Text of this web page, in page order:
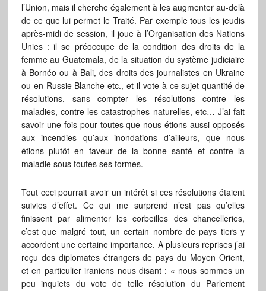
l’Union, mais il cherche également à les augmenter au-delà
de ce que lui permet le Traité. Par exemple tous les jeudis
après-midi de session, il joue à l’Organisation des Nations
Unies : il se préoccupe de la condition des droits de la
femme au Guatemala, de la situation du système judiciaire
à Bornéo ou à Bali, des droits des journalistes en Ukraine
ou en Russie Blanche etc., et il vote à ce sujet quantité de
résolutions, sans compter les résolutions contre les
maladies, contre les catastrophes naturelles, etc… J’ai fait
savoir une fois pour toutes que nous étions aussi opposés
aux incendies qu’aux inondations d’ailleurs, que nous
étions plutôt en faveur de la bonne santé et contre la
maladie sous toutes ses formes.
Tout ceci pourrait avoir un intérêt si ces résolutions étaient
suivies d’effet. Ce qui me surprend n’est pas qu’elles
finissent par alimenter les corbeilles des chancelleries,
c’est que malgré tout, un certain nombre de pays tiers y
accordent une certaine importance. A plusieurs reprises j’ai
reçu des diplomates étrangers de pays du Moyen Orient,
et en particulier iraniens nous disant : « nous sommes un
peu inquiets du vote de telle résolution du Parlement